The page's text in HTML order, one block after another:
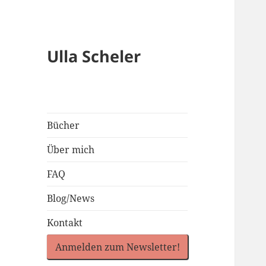
Ulla Scheler
Bücher
Über mich
FAQ
Blog/News
Kontakt
Anmelden zum Newsletter!